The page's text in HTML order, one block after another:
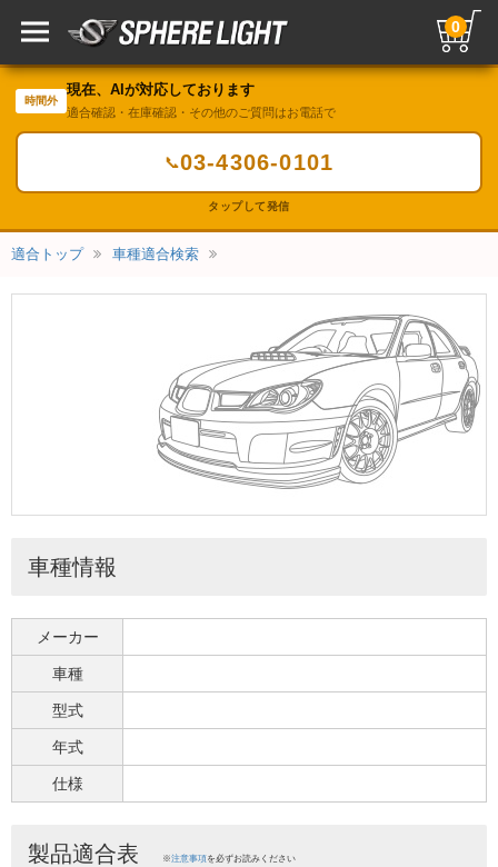
0
時間外
現在、AIが対応しております
適合確認・在庫確認・その他のご質問はお電話で
📞03-4306-0101
タップして発信
適合トップ 車種適合検索
車種情報
メーカー
車種
型式
年式
仕様
製品適合表 ※注意事項を必ずお読みください